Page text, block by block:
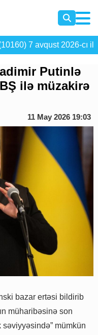
7 avqust 2026-cı il
Putinlə
ilə müzakirə
11 May 2026 19:03
bazar ertəsi bildirib
müharibəsinə son
mümkün